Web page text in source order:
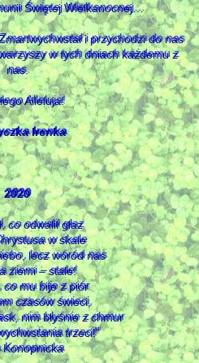
Świętej Wielkanocnej…
i przychodzi do nas
w tych dniach każdemu z
nas.
Alleluja!
Irenka
2020
co odwalił głaz
w skale
lecz wóród nas
ziemi – stale!
co mu bije z piór
czasów świeci,
nim błyśnie z chmur
trzeci!”
Konopnicka